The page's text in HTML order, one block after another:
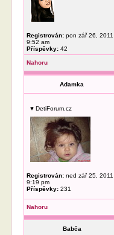
Registrován: pon zář 26, 2011
9:52 am
Příspěvky: 42
Nahoru
Adamka
♥ DetiForum.cz
Registrován: ned zář 25, 2011
9:19 pm
Příspěvky: 231
Nahoru
Babča